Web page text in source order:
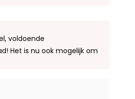
voldoende
Het is nu ook mogelijk om